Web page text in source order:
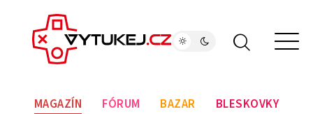
MAGAZÍN FÓRUM BAZAR BLESKOVKY